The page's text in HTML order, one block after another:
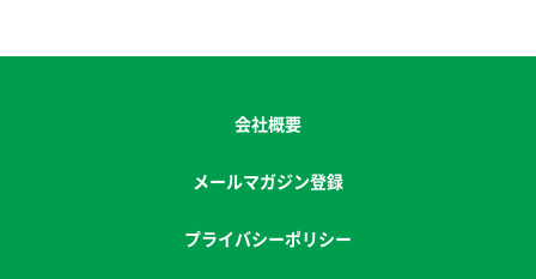
会社概要
メールマガジン登録
プライバシーポリシー